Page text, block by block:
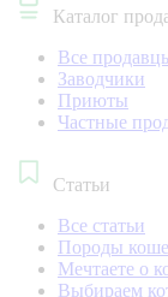
Каталог
Все
Заводчики
Приюты
Частные
Статьи
Все статьи
Породы
Мечтаете о
Выбираем